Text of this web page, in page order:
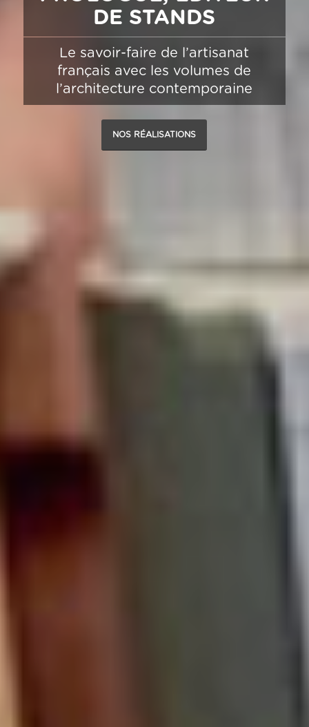
DE STANDS
Le savoir-faire de l’artisanat
français avec les volumes de
l’architecture contemporaine
NOS RÉALISATIONS